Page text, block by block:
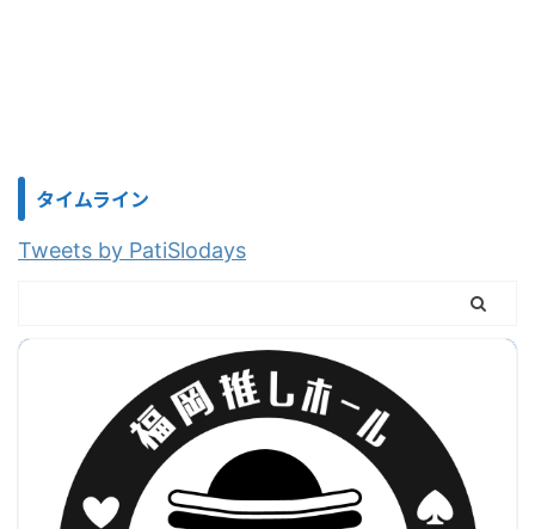
タイムライン
Tweets by PatiSlodays